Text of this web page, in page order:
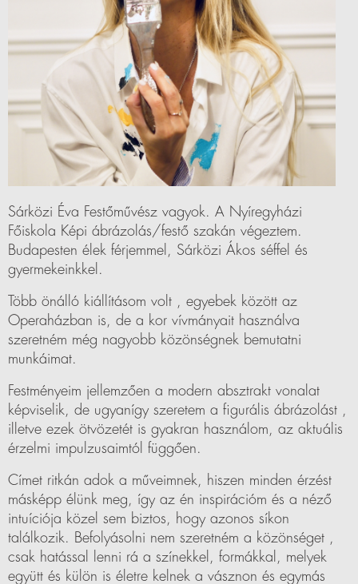
Sárközi Éva Festőművész vagyok. A Nyíregyházi
Főiskola Képi ábrázolás/festő szakán végeztem.
Budapesten élek férjemmel, Sárközi Ákos séffel és
gyermekeinkkel.
Több önálló kiállításom volt , egyebek között az
Operaházban is, de a kor vívmányait használva
szeretném még nagyobb közönségnek bemutatni
munkáimat.
Festményeim jellemzően a modern absztrakt vonalat
képviselik, de ugyanígy szeretem a figurális ábrázolást ,
illetve ezek ötvözetét is gyakran használom, az aktuális
érzelmi impulzusaimtól függően.
Címet ritkán adok a műveimnek, hiszen minden érzést
másképp élünk meg, így az én inspirációm és a néző
intuíciója közel sem biztos, hogy azonos síkon
találkozik. Befolyásolni nem szeretném a közönséget ,
csak hatással lenni rá a színekkel, formákkal, melyek
együtt és külön is életre kelnek a vásznon és egymás